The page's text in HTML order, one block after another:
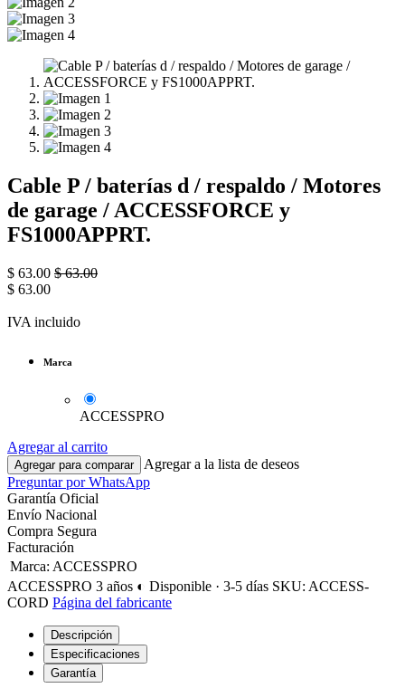
Cable P / baterías d / respaldo / Motores
de garage / ACCESSFORCE y
FS1000APPRT.
$ 63.00 $63.00
$ 63.00
IVA incluido
Marca
ACCESSPRO
Agregar al carrito
Agregar para comparar
Agregar a la lista de deseos
Preguntar por WhatsApp
Garantía Oficial
Envío Nacional
Compra Segura
Facturación
Marca: ACCESSPRO
ACCESSPRO 3 años ◐ Disponible · 3-5 días SKU: ACCESS-
CORD Página del fabricante
Descripción
Especificaciones
Garantía